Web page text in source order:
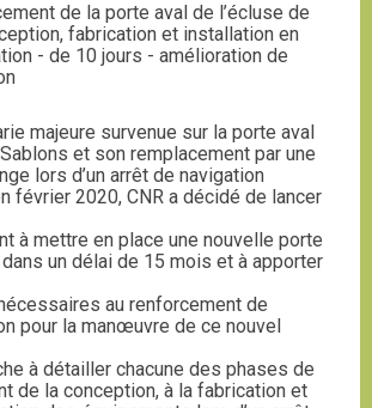
de la porte aval de l’écluse de
fabrication et installation en
- de 10 jours - amélioration de
majeure survenue sur la porte aval
et son remplacement par une
lors d’un arrêt de navigation
février 2020, CNR a décidé de lancer
à mettre en place une nouvelle porte
un délai de 15 mois et à apporter
au renforcement de
pour la manœuvre de ce nouvel
à détailler chacune des phases de
de la conception, à la fabrication et